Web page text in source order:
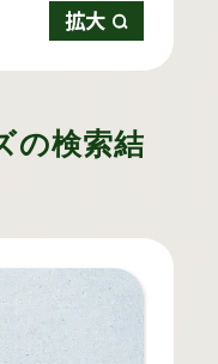
拡大
の検索結